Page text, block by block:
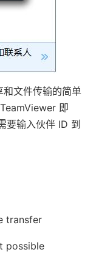
文件传输的简单
即
要输入伙伴 ID 到
transfer
possible